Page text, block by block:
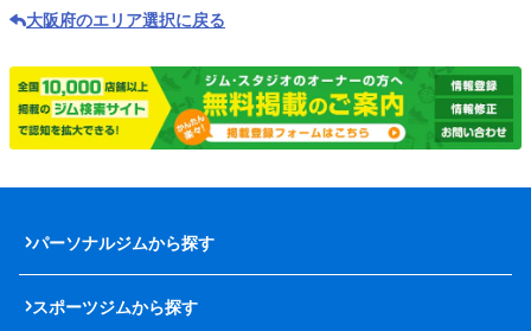
大阪府のエリア選択に戻る
パーソナルジムから探す
スポーツジムから探す